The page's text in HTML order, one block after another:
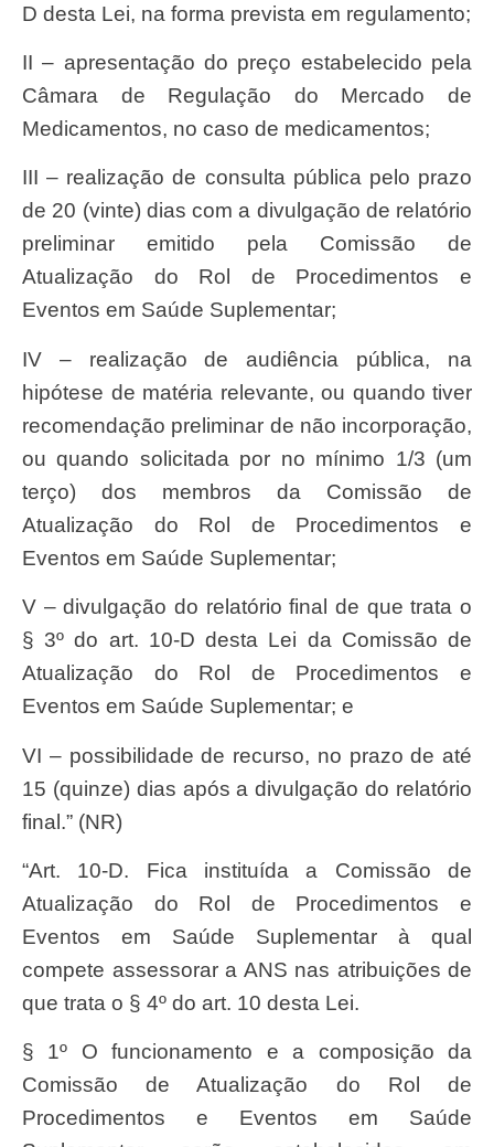
D desta Lei, na forma prevista em regulamento;
II – apresentação do preço estabelecido pela
Câmara de Regulação do Mercado de
Medicamentos, no caso de medicamentos;
III – realização de consulta pública pelo prazo
de 20 (vinte) dias com a divulgação de relatório
preliminar emitido pela Comissão de
Atualização do Rol de Procedimentos e
Eventos em Saúde Suplementar;
IV – realização de audiência pública, na
hipótese de matéria relevante, ou quando tiver
recomendação preliminar de não incorporação,
ou quando solicitada por no mínimo 1/3 (um
terço) dos membros da Comissão de
Atualização do Rol de Procedimentos e
Eventos em Saúde Suplementar;
V – divulgação do relatório final de que trata o
§ 3º do art. 10-D desta Lei da Comissão de
Atualização do Rol de Procedimentos e
Eventos em Saúde Suplementar; e
VI – possibilidade de recurso, no prazo de até
15 (quinze) dias após a divulgação do relatório
final.” (NR)
“Art. 10-D. Fica instituída a Comissão de
Atualização do Rol de Procedimentos e
Eventos em Saúde Suplementar à qual
compete assessorar a ANS nas atribuições de
que trata o § 4º do art. 10 desta Lei.
§ 1º O funcionamento e a composição da
Comissão de Atualização do Rol de
Procedimentos e Eventos em Saúde